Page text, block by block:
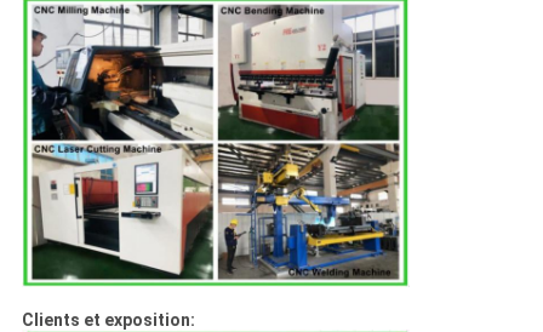
Clients et exposition: